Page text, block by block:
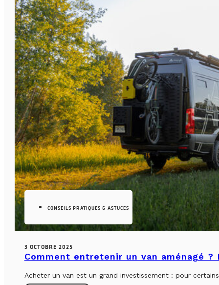
CONSEILS PRATIQUES & ASTUCES
3 OCTOBRE 2025
Comment entretenir un van aménagé
Acheter un van est un grand investissement : pour